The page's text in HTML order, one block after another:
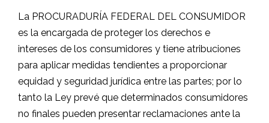
La PROCURADURÍA FEDERAL DEL CONSUMIDOR
es la encargada de proteger los derechos e
intereses de los consumidores y tiene atribuciones
para aplicar medidas tendientes a proporcionar
equidad y seguridad jurídica entre las partes; por lo
tanto la Ley prevé que determinados consumidores
no finales pueden presentar reclamaciones ante la